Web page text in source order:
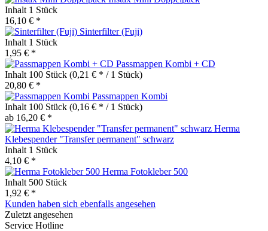
Inhalt 1 Stück
16,10 € *
Sinterfilter (Fuji)
Inhalt 1 Stück
1,95 € *
Passmappen Kombi + CD
Inhalt 100 Stück (0,21 € * / 1 Stück)
20,80 € *
Passmappen Kombi
Inhalt 100 Stück (0,16 € * / 1 Stück)
ab 16,20 € *
Herma
Klebespender "Transfer permanent" schwarz
Inhalt 1 Stück
4,10 € *
Herma Fotokleber 500
Inhalt 500 Stück
1,92 € *
Kunden haben sich ebenfalls angesehen
Zuletzt angesehen
Service Hotline